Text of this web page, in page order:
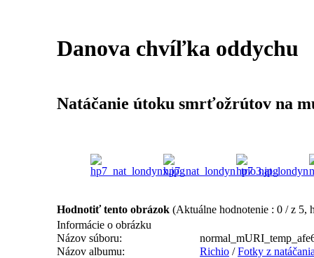
Danova chvíľka oddychu
Natáčanie útoku smrťožrútov na
Hodnotiť tento obrázok (Aktuálne hodnotenie : 0 / z 5,
Informácie o obrázku
Názov súboru:
Názov albumu:
Richio /Fotky z